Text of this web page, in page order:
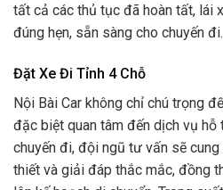
tất cả các thủ tục đã hoàn tất, lái
đúng hẹn, sẵn sàng cho chuyến đi.
Đặt Xe Đi Tỉnh 4 Chỗ
Nội Bài Car không chỉ chú trọng
đặc biệt quan tâm đến dịch vụ hỗ
chuyến đi, đội ngũ tư vấn sẽ
thiết và giải đáp thắc mắc, đồng